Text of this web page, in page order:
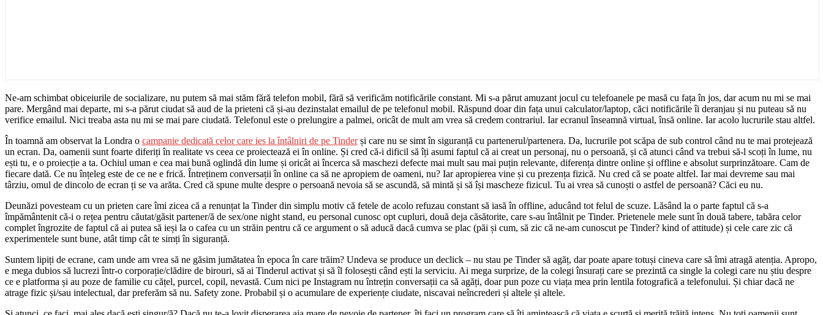
Ne-am schimbat obiceiurile de socializare, nu putem să mai stăm fără telefon mobil, fără să verificăm notificările constant. Mi s-a părut amuzant jocul cu telefoanele pe masă cu fața în jos, dar acum nu mi se mai
pare. Mergând mai departe, mi s-a părut ciudat să aud de la prieteni că și-au dezinstalat emailul de pe telefonul mobil. Răspund doar din fața unui calculator/laptop, căci notificările îi deranjau și nu puteau să nu
verifice emailul. Nici treaba asta nu mi se mai pare ciudată. Telefonul este o prelungire a palmei, oricât de mult am vrea să credem contrariul. Iar ecranul înseamnă virtual, însă online. Iar acolo lucrurile stau altfel.
În toamnă am observat la Londra o campanie dedicată celor care ies la întâlniri de pe Tinderși care nu se simt în siguranță cu partenerul/partenera. Da, lucrurile pot scăpa de sub control când nu te mai protejează
un ecran. Da, oamenii sunt foarte diferiți în realitate vs ceea ce proiectează ei în online. Și cred că-i dificil să îți asumi faptul că ai creat un personaj, nu o persoană, și că atunci când va trebui să-l scoți în lume, nu
ești tu, e o proiecție a ta. Ochiul uman e cea mai bună oglindă din lume și oricât ai încerca să maschezi defecte mai mult sau mai puțin relevante, diferența dintre online și offline e absolut surprinzătoare. Cam de
fiecare dată. Ce nu înțeleg este de ce ne e frică. Întreținem conversații în online ca să ne apropiem de oameni, nu? Iar apropierea vine și cu prezența fizică. Nu cred că se poate altfel. Iar mai devreme sau mai
târziu, omul de dincolo de ecran ți se va arăta. Cred că spune multe despre o persoană nevoia să se ascundă, să mintă și să își mascheze fizicul. Tu ai vrea să cunoști o astfel de persoană? Căci eu nu.
Deunăzi povesteam cu un prieten care îmi zicea că a renunțat la Tinder din simplu motiv că fetele de acolo refuzau constant să iasă în offline, aducând tot felul de scuze. Lăsând la o parte faptul că s-a
împământenit că-i o rețea pentru căutat/găsit partener/ă de sex/one night stand, eu personal cunosc opt cupluri, două deja căsătorite, care s-au întâlnit pe Tinder. Prietenele mele sunt în două tabere, tabăra celor
complet îngrozite de faptul că ai putea să ieși la o cafea cu un străin pentru că ce argument o să aducă dacă cumva se plac (păi și cum, să zic că ne-am cunoscut pe Tinder? kind of attitude) și cele care zic că
experimentele sunt bune, atât timp cât te simți în siguranță.
Suntem lipiți de ecrane, cam unde am vrea să ne găsim jumătatea în epoca în care trăim? Undeva se produce un declick – nu stau pe Tinder să agăț, dar poate apare totuși cineva care să îmi atragă atenția. Apropo,
e mega dubios să lucrezi într-o corporație/clădire de birouri, să ai Tinderul activat și să îl folosești când ești la serviciu. Ai mega surprize, de la colegi însurați care se prezintă ca single la colegi care nu știu despre
ce e platforma și au poze de familie cu cățel, purcel, copil, nevastă. Cum nici pe Instagram nu întrețin conversații ca să agăți, doar pun poze cu viața mea prin lentila fotografică a telefonului. Și chiar dacă ne
atrage fizic și/sau intelectual, dar preferăm să nu. Safety zone. Probabil și o acumulare de experiențe ciudate, niscavai neîncrederi și altele și altele.